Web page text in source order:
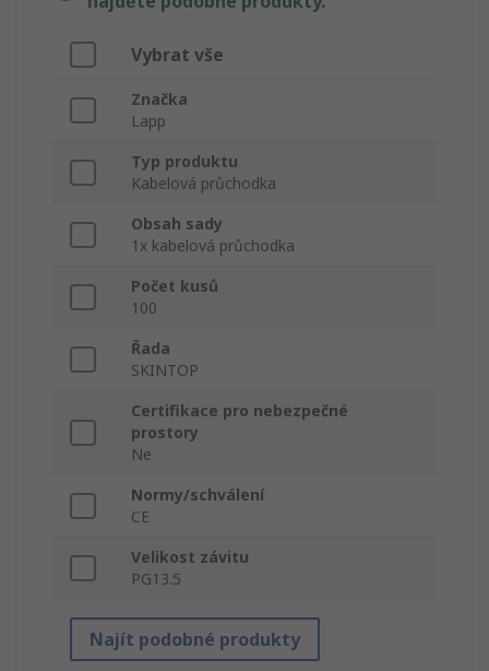
Vybrat vše
Značka
Lapp
Typ produktu
Kabelová průchodka
Obsah sady
1x kabelová průchodka
Počet kusů
100
Řada
SKINTOP
Certifikace pro nebezpečné
prostory
Ne
Normy/schválení
CE
Velikost závitu
PG13.5
Najít podobné produkty